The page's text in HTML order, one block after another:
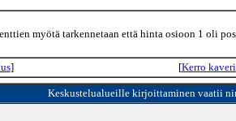
myötä tarkennetaan että hinta osioon 1 oli
] [Kerro
Keskustelualueille kirjoittaminen vaatii